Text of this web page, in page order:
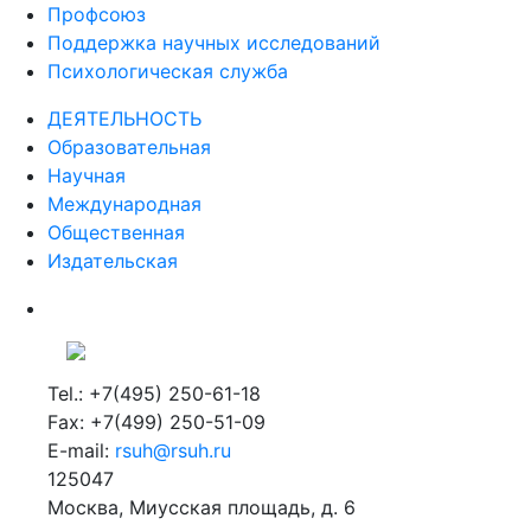
Профсоюз
Поддержка научных исследований
Психологическая служба
ДЕЯТЕЛЬНОСТЬ
Образовательная
Научная
Международная
Общественная
Издательская
Tel.: +7(495) 250-61-18
Fax: +7(499) 250-51-09
E-mail: rsuh@rsuh.ru
125047
Москва, Миусская площадь, д. 6